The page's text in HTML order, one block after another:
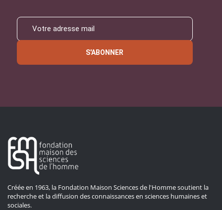
S'ABONNER
Créée en 1963, la Fondation Maison Sciences de l'Homme soutient la
recherche et la diffusion des connaissances en sciences humaines et
sociales.